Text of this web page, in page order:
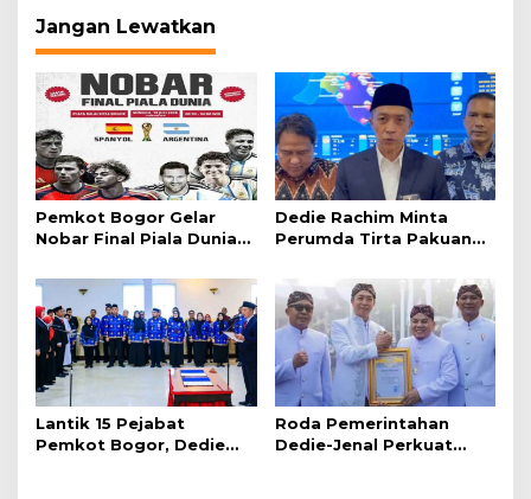
Jangan Lewatkan
Pemkot Bogor Gelar
Nobar Final Piala Dunia
Dedie Rachim Minta
Perumda Tirta Pakuan
Warga Terdampak
Kekeringan
Lantik 15 Pejabat
Pemkot Bogor, Dedie
Roda Pemerintahan
Dedie-Jenal Perkuat